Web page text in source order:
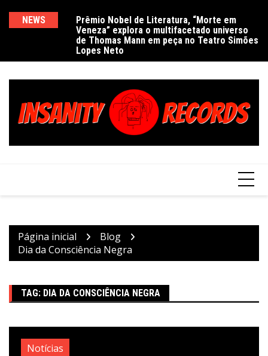
NEWS
Prêmio Nobel de Literatura, “Morte em
Veneza” explora o multifacetado universo
de Thomas Mann em peça no Teatro Simões
Lopes Neto
Página inicial
Blog
Dia da Consciência Negra
TAG: DIA DA CONSCIÊNCIA NEGRA
Notícias